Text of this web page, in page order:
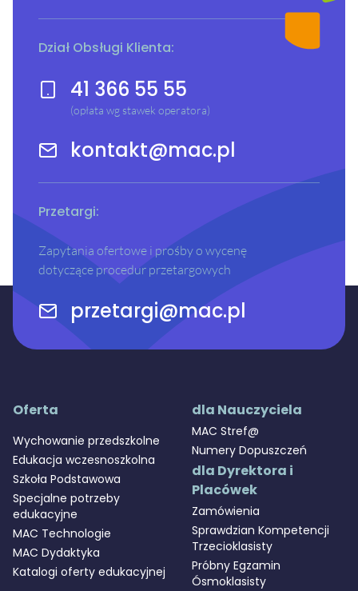
Dział Obsługi Klienta:
41 366 55 55
(opłata wg stawek operatora)
kontakt@mac.pl
Przetargi:
Zapytania ofertowe i prośby o wycenę
dotyczące procedur przetargowych
przetargi@mac.pl
Oferta
Wychowanie przedszkolne
Edukacja wczesnoszkolna
Szkoła Podstawowa
Specjalne potrzeby
edukacyjne
MAC Technologie
MAC Dydaktyka
Katalogi oferty edukacyjnej
dla Nauczyciela
MAC Stref@
Numery Dopuszczeń
dla Dyrektora i
Placówek
Zamówienia
Sprawdzian Kompetencji
Trzecioklasisty
Próbny Egzamin
Ósmoklasisty